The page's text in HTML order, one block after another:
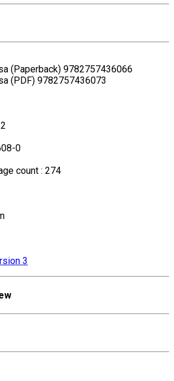
(Paperback) 9782757436066
(PDF) 9782757436073
0
count : 274
3